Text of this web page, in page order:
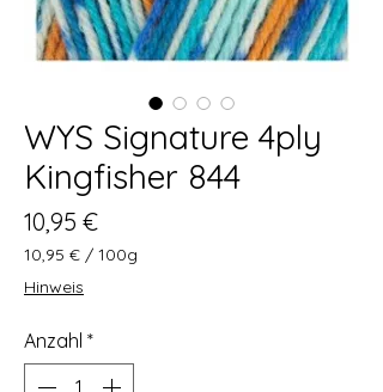
WYS Signature 4ply
Kingfisher 844
10,95 €Preis
10,95 € / 100g
10,95 €
pro
Gramm
Hinweis
Anzahl *